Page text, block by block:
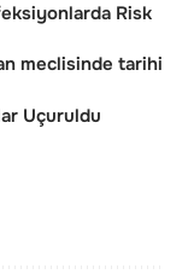
Risk
meclisinde tarihi
Uçuruldu